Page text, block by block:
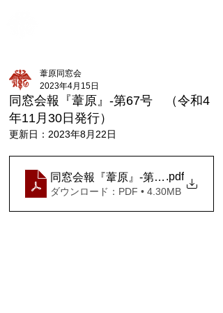
同窓会報『葦原』-第67号 （令和4
年11月30日発行）
葦原同窓会
2023年4月15日
更新日： 2023年8月22日
同窓会報『葦原』-第67号 （令
.pdf
ダウンロード：PDF • 4.30MB